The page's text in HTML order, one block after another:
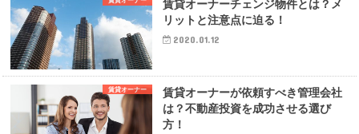
賃貸オーナーチェンジ物件とは？メ
リットと注意点に迫る！
2020.01.12
賃貸オーナー
賃貸オーナーが依頼すべき管理会社
は？不動産投資を成功させる選び
方！